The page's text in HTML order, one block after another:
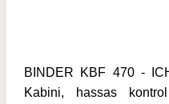
BINDER KBF 470 -
Kabini, hassas